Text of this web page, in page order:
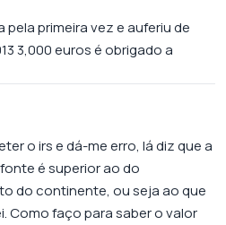
primeira vez e auferiu de
3,000 euros é obrigado a
o irs e dá-me erro, lá diz que a
é superior ao do
do continente, ou seja ao que
Como faço para saber o valor